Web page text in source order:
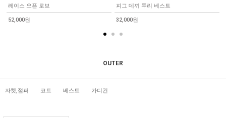
레이스 오픈 로브
52,000원
피그 데끼 쭈리 베스트
32,000원
OUTER
자켓,점퍼 코트 베스트 가디건